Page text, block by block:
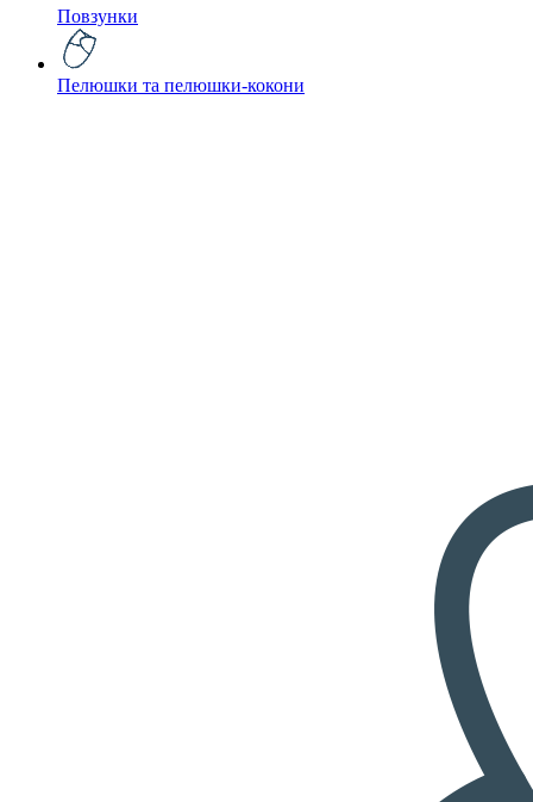
Повзунки
Пелюшки та пелюшки-кокони